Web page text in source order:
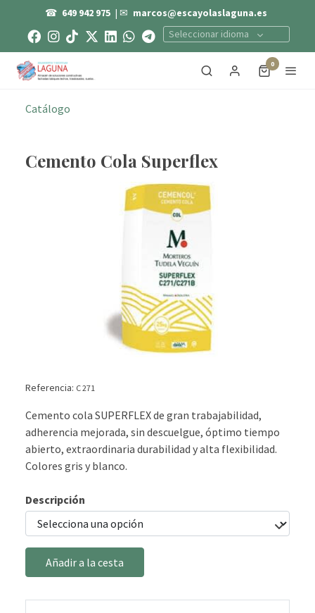
☎ 649 942 975 | ✉ marcos@escayolaslaguna.es
Seleccionar idioma
0
Catálogo
Cemento Cola Superflex
Referencia: C 271
Cemento cola SUPERFLEX de gran trabajabilidad,
adherencia mejorada, sin descuelgue, óptimo tiempo
abierto, extraordinaria durabilidad y alta flexibilidad.
Colores gris y blanco.
Descripción
Añadir a la cesta